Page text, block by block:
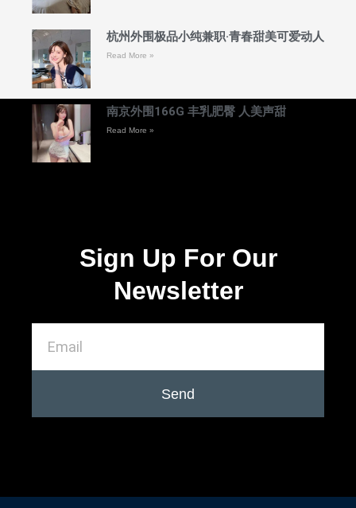
杭州外围极品小纯兼职·青春甜美可爱动人
Read More »
南京外围166G 丰乳肥臀 人美声甜
Read More »
Sign Up For Our
Newsletter
Send